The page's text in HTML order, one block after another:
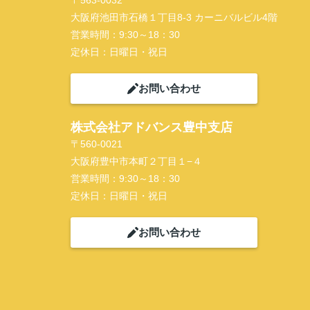
大阪府池田市石橋１丁目8-3 カーニバルビル4階
営業時間： 9:30～18：30
定休日： 日曜日・祝日
お問い合わせ
株式会社アドバンス豊中支店
〒560-0021
大阪府豊中市本町２丁目１−４
営業時間： 9:30～18：30
定休日： 日曜日・祝日
お問い合わせ